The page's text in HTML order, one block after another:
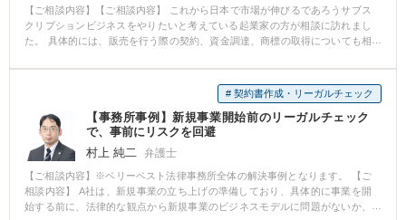
す。 ですので、たとえ家賃を滞納しているとしても無理やり追い出すことは
できません。 にもかかわらず、家主側が自らで強硬手段に出ると、不法行為
として損害賠償請求をされてしまう可能性があります。 したがって、家賃滞
ありません。 家賃滞納・家賃未払いでお困りのオーナーは、遠慮なく当事務
【ご相談内容】【ご相談内容】 これから日本で市場が伸びるであろうサブス
クリプションビジネスをやりたいと考えている起業家の方が相談に訪れまし
た。 具体的には、販売を行う際の契約、資金調達、商標の取得についても相
ら自宅に商品が届くというサービスだったので、いわゆるECに該当します。
したがって、三点セット(利用規約/プライバシーポリシー/特商法表示)が必要
であること、それらは当職にて作成可能である旨を案内しました。 商標につ
いては、事業開始時点では必ずしも必要ではありません。特に、ベンチャー
ビジネスにおいては事業内容が変遷するのが通常なので、事業がグロースし
かけたタイミングで良いのではないかと案内しました。 資金調達について
は、様々な方法があります。自己資金で始める方法、融資を受ける方法、株
式を放出する方法などです。 ご本人の要望や事業のフェーズをお伺いし、具
体的な方向性を示しました。 また、助成金を得るという方法もあるので、そ
ちらも案内しました。 【コメント】 起業経験のない方がゼロからイチのビジ
# 契約書作成・リーガルチェック
【事務所事例】新規事業開始前のリーガルチェック
で、事前にリスクを回避
村上 純二
弁護士
【ご相談内容】※ベリーベスト法律事務所全体の解決事例となります。 【ご
相談内容】 A社は、新規事業の立ち上げの準備しており、具体的に事業を開
始する前に、法律的な観点から新規事業のビジネスモデルに問題がないか、